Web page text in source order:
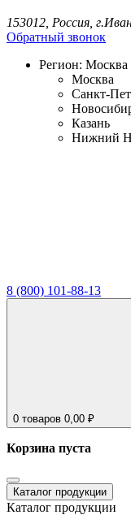
153012, Россия,
Обратный звонок
Регион: Москва
Москва
Санкт-
Казань
Нижний
8 (800) 101-88-13
0 товаров 0,00 ₽
Корзина пуста
Каталог продукции
Каталог продукции